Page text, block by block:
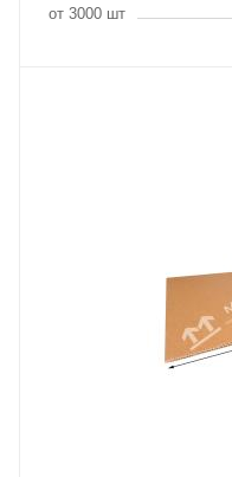
от 3000 шт